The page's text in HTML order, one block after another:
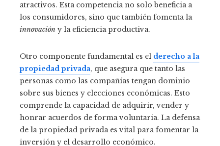
atractivos. Esta competencia no solo beneficia a
los consumidores, sino que también fomenta la
innovación y la eficiencia productiva.
Otro componente fundamental es el derecho a la
propiedad privada, que asegura que tanto las
personas como las compañías tengan dominio
sobre sus bienes y elecciones económicas. Esto
comprende la capacidad de adquirir, vender y
honrar acuerdos de forma voluntaria. La defensa
de la propiedad privada es vital para fomentar la
inversión y el desarrollo económico.